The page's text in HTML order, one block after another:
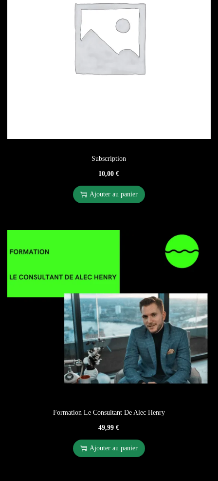
Subscription
10,00€
Ajouter au panier
Formation Le Consultant De Alec Henry
49,99€
Ajouter au panier